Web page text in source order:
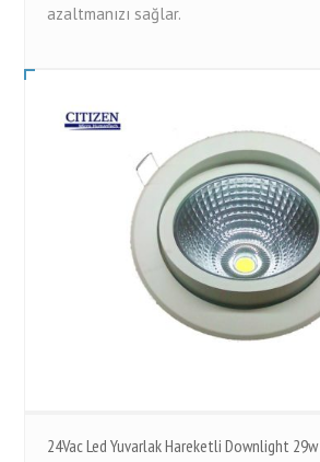
azaltmanızı sağlar.
24Vac Led Yuvarlak Hareketli Downlight 29w